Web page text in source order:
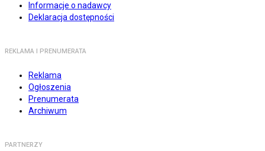
Informacje o nadawcy
Deklaracja dostępności
REKLAMA I PRENUMERATA
Reklama
Ogłoszenia
Prenumerata
Archiwum
PARTNERZY